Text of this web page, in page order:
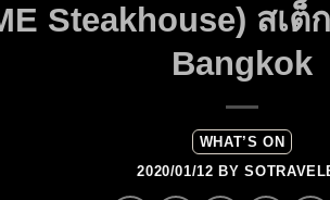
Steakhouse) สเ
Bangkok
WHAT’S ON
2020/01/12 BY